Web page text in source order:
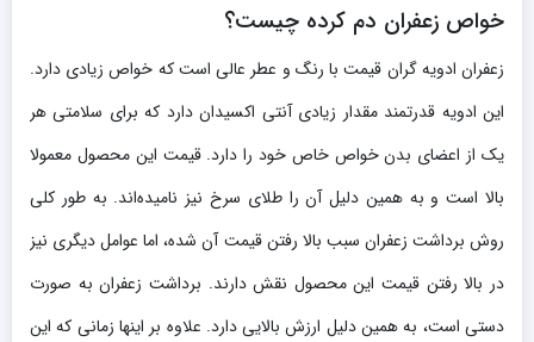
خواص زعفران دم کرده چیست؟
زعفران ادویه گران قیمت با رنگ و عطر عالی است که خواص زیادی دارد.
این ادویه قدرتمند مقدار زیادی آنتی اکسیدان دارد که برای سلامتی هر
یک از اعضای بدن خواص خاص خود را دارد. قیمت این محصول معمولا
بالا است و به همین دلیل آن را طلای سرخ نیز نامیده‌اند. به طور کلی
روش برداشت زعفران سبب بالا رفتن قیمت آن شده، اما عوامل دیگری نیز
در بالا رفتن قیمت این محصول نقش دارند. برداشت زعفران به صورت
دستی است، به همین دلیل ارزش بالایی دارد. علاوه بر اینها زمانی که این